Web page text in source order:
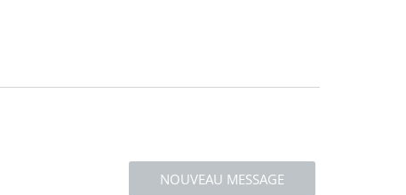
NOUVEAU MESSAGE